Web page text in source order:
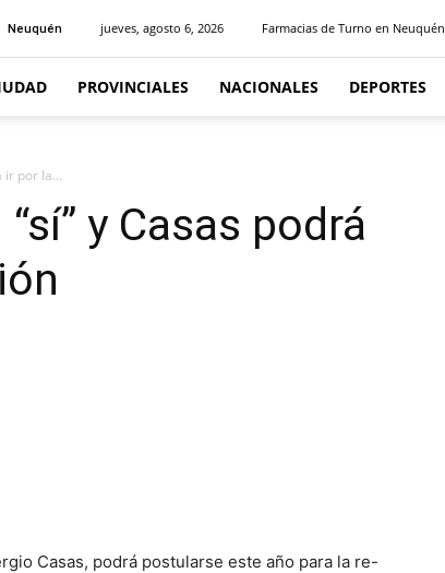
Neuquén jueves, agosto 6, 2026 Farmacias de Turno en Neuquén
PROVINCIALES NACIONALES DEPORTES
ir por la...
y Casas podrá
Casas, podrá postularse este año para la re-